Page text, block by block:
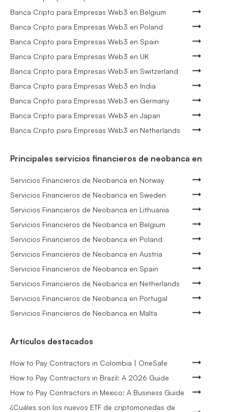
Banca Cripto para Empresas Web3 en Belgium
Banca Cripto para Empresas Web3 en Poland
Banca Cripto para Empresas Web3 en Spain
Banca Cripto para Empresas Web3 en UK
Banca Cripto para Empresas Web3 en Switzerland
Banca Cripto para Empresas Web3 en India
Banca Cripto para Empresas Web3 en Germany
Banca Cripto para Empresas Web3 en Japan
Banca Cripto para Empresas Web3 en Netherlands
Principales servicios financieros de neobanca en
Servicios Financieros de Neobanca en Norway
Servicios Financieros de Neobanca en Sweden
Servicios Financieros de Neobanca en Lithuania
Servicios Financieros de Neobanca en Belgium
Servicios Financieros de Neobanca en Poland
Servicios Financieros de Neobanca en Austria
Servicios Financieros de Neobanca en Spain
Servicios Financieros de Neobanca en Netherlands
Servicios Financieros de Neobanca en Portugal
Servicios Financieros de Neobanca en Malta
Artículos destacados
How to Pay Contractors in Colombia | OneSafe
How to Pay Contractors in Brazil: A 2026 Guide
How to Pay Contractors in Mexico: A Business Guide
¿Cuáles son los nuevos ETF de criptomonedas de